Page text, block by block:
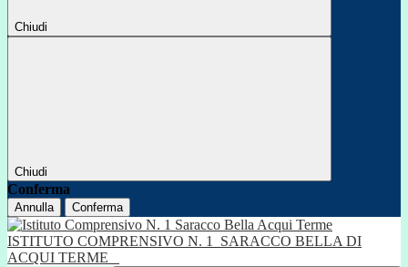
Chiudi
Chiudi
Conferma
Annulla Conferma
ISTITUTO COMPRENSIVO N. 1
SARACCO BELLA DI
ACQUI TERME